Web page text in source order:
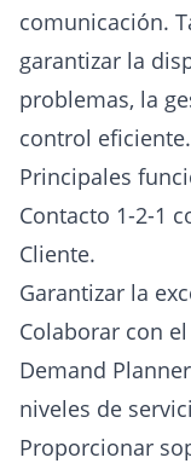
comunicación.
garantizar la
problemas, la
control eficiente.
Principales
Contacto 1-2-1
Cliente.
Garantizar la
Colaborar con
Demand
niveles de
Proporcionar